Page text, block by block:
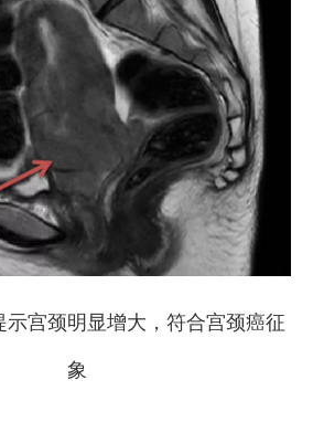
示宫颈明显增大，符合宫颈癌征
象